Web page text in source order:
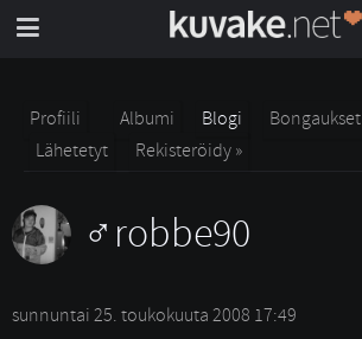
Profiili Albumi Blogi Bongaukset
Lähetetyt
Rekisteröidy »
robbe90
sunnuntai 25. toukokuuta 2008 17:49